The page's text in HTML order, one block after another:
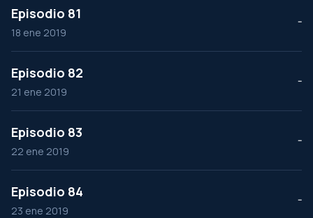
Episodio 81
18 ene 2019
--
Episodio 82
21 ene 2019
--
Episodio 83
22 ene 2019
--
Episodio 84
23 ene 2019
--